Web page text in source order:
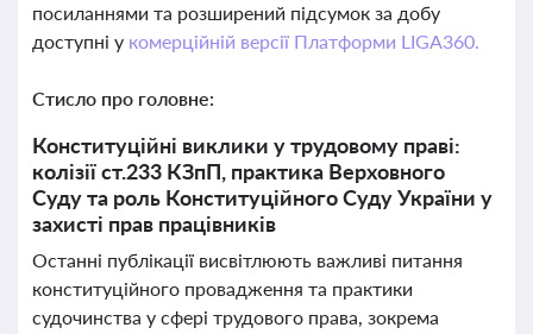
посиланнями та розширений підсумок за добу
доступні у комерційній версії Платформи LIGA360.
Стисло про головне:
Конституційні виклики у трудовому праві:
колізії ст.233 КЗпП, практика Верховного
Суду та роль Конституційного Суду України у
захисті прав працівників
Останні публікації висвітлюють важливі питання
конституційного провадження та практики
судочинства у сфері трудового права, зокрема